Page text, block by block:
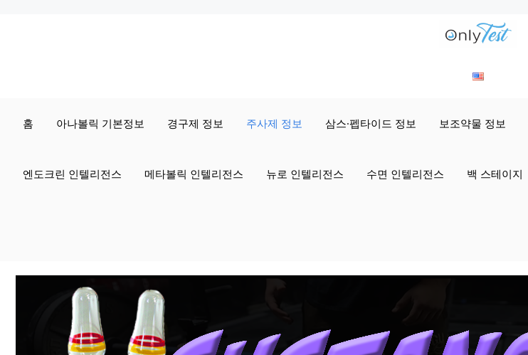
홈 아나볼릭 기본정보 경구제 정보 주사제 정보 삼스·펩타이드 정보 보조약물 정보
엔도크린 인텔리전스 메타볼릭 인텔리전스 뉴로 인텔리전스 수면 인텔리전스 백 스테이지